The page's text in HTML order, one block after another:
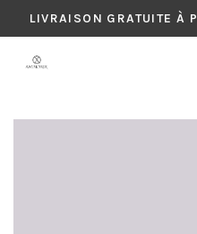
LIVRAISON GRATUITE À